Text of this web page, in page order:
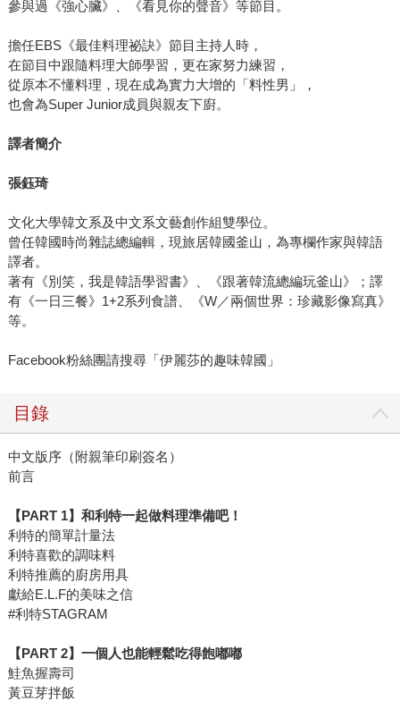
參與過《強心臟》、《看見你的聲音》等節目。
擔任EBS《最佳料理祕訣》節目主持人時，
在節目中跟隨料理大師學習，更在家努力練習，
從原本不懂料理，現在成為實力大增的「料性男」，
也會為Super Junior成員與親友下廚。
譯者簡介
張鈺琦
文化大學韓文系及中文系文藝創作組雙學位。
曾任韓國時尚雜誌總編輯，現旅居韓國釜山，為專欄作家與韓語
譯者。
著有《別笑，我是韓語學習書》、《跟著韓流總編玩釜山》；譯
有《一日三餐》1+2系列食譜、《W／兩個世界：珍藏影像寫真》
等。
Facebook粉絲團請搜尋「伊麗莎的趣味韓國」
目錄
中文版序（附親筆印刷簽名）
前言
【PART 1】和利特一起做料理準備吧！
利特的簡單計量法
利特喜歡的調味料
利特推薦的廚房用具
獻給E.L.F的美味之信
#利特STAGRAM
【PART 2】一個人也能輕鬆吃得飽嘟嘟
鮭魚握壽司
黃豆芽拌飯